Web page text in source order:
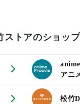
ストアのショップ
アニ
松竹